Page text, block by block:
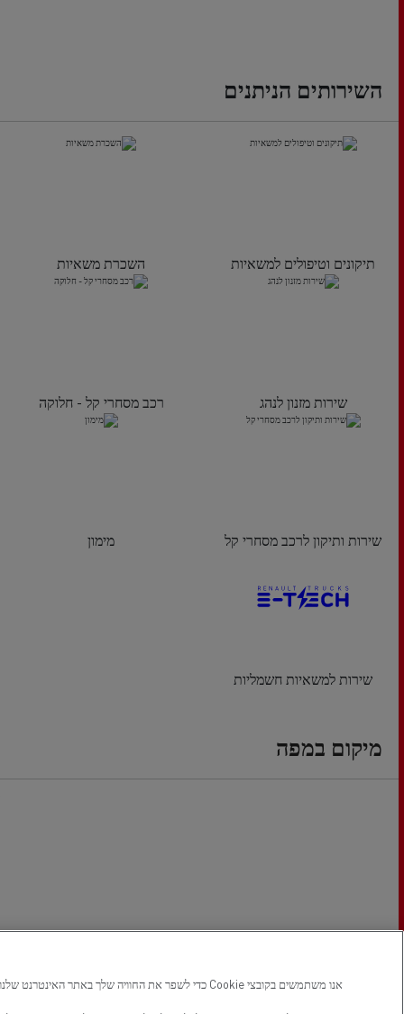
השירותים הניתנים
תיקונים וטיפולים למשאיות השכרת משאיות
שירות מזנון לנהג רכב מסחרי קל - חלוקה
שירות ותיקון לרכב מסחרי קל מימון
שירות למשאיות חשמליות
מיקום במפה
אנו משתמשים בקובצי Cookie כדי לשפר את החוויה שלך באתר האינטרנט שלנו, כדי לשמור את העדפותיך וכדי לאפשר מדידה של ביצועי האתר. באפשרותך לעדכן או לשנות את העדפותיך בכל עת, במרכז העדפות קובצי ה-Cookie שלנו, בלחיצה על סמל המגן בפינה השמאלית התחתונה של כל דף.